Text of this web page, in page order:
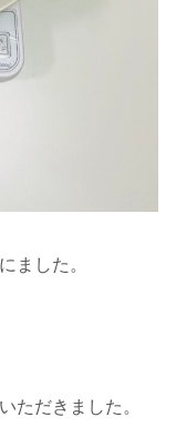
ました。
ただきました。